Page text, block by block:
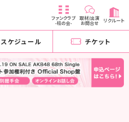
ファンクラブ
-柱の会-
取材/出演
お問合せ リクルート
スケジュール チケット